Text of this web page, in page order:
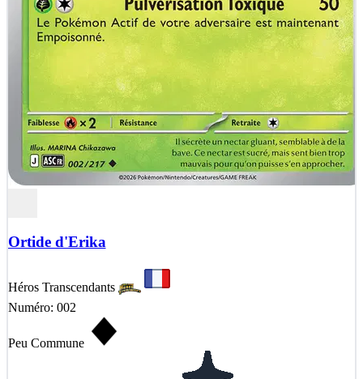
Ortide d'Erika
Héros Transcendants
Numéro: 002
Peu Commune